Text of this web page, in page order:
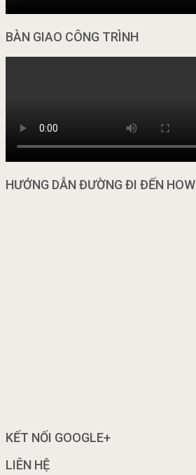
BÀN GIAO CÔNG TRÌNH
HƯỚNG DẪN ĐƯỜNG ĐI ĐẾN
KẾT NỐI GOOGLE+
LIÊN HỆ